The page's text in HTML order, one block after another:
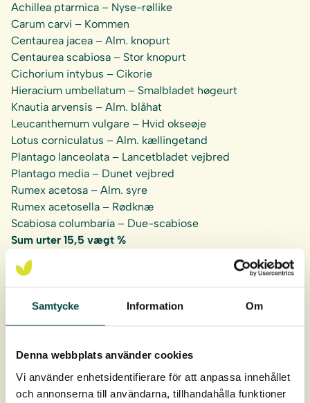
Samtycke Information Om
Denna webbplats använder cookies
Vi använder enhetsidentifierare för att anpassa innehållet
och annonserna till användarna, tillhandahålla funktioner
Achillea ptarmica – Nyse-røllike
Carum carvi – Kommen
Centaurea jacea – Alm. knopurt
Centaurea scabiosa – Stor knopurt
Cichorium intybus – Cikorie
Hieracium umbellatum – Smalbladet høgeurt
Knautia arvensis – Alm. blåhat
Leucanthemum vulgare – Hvid okseøje
Lotus corniculatus – Alm. kællingetand
Plantago lanceolata – Lancetbladet vejbred
Plantago media – Dunet vejbred
Rumex acetosa – Alm. syre
Rumex acetosella – Rødknæ
Scabiosa columbaria – Due-scabiose
Sum urter 15,5 vægt %
Festuca ovina
Festuca pratensis– Engsvingel
Festuca rubra
– Rød svingel
Poa pratensis– Eng rapgræs
Udsædsmængde Engfrø